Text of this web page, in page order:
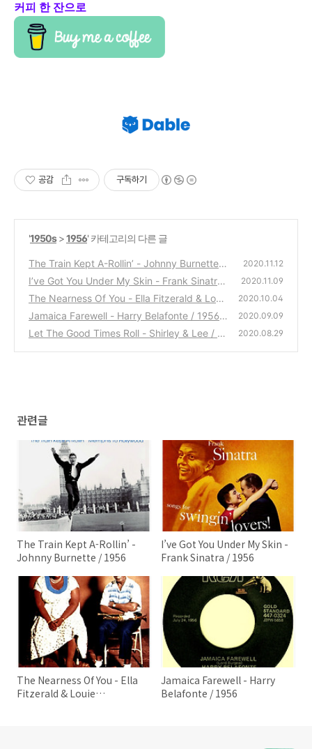
커피 한 잔으로
공감 구독하기
'1950s>1956' 카테고리의 다른 글
The Train Kept A-Rollin’ - Johnny Burnette /
1956
(0)
2020.11.12
I’ve Got You Under My Skin - Frank Sinatra
/ 1956
(0)
2020.11.09
The Nearness Of You - Ella Fitzerald & Loui
e Armstong / 1956
(0)
2020.10.04
Jamaica Farewell - Harry Belafonte / 1956
(0)
2020.09.09
Let The Good Times Roll - Shirley & Lee / 19
2020.08.29
관련글
The Train Kept A-Rollin’ -
Johnny Burnette / 1956
I’ve Got You Under My Skin -
Frank Sinatra / 1956
The Nearness Of You - Ella
Fitzerald & Louie
Jamaica Farewell - Harry
Belafonte / 1956